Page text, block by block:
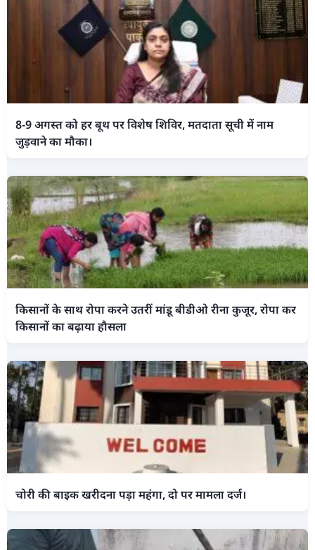
8-9 अगस्त को हर बूथ पर विशेष शिविर, मतदाता सूची में नाम
जुड़वाने का मौका।
किसानों के साथ रोपा करने उतरीं मांडू बीडीओ रीना कुजूर, रोपा कर
किसानों का बढ़ाया हौसला
चोरी की बाइक खरीदना पड़ा महंगा, दो पर मामला दर्ज।